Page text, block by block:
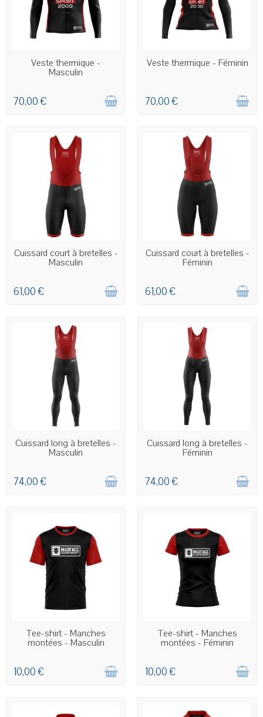
COMMANDE PERSONNALISÉE
Veste thermique -
Masculin
70,00 €
COMMANDE PERSONNALISÉE
Veste thermique - Féminin
70,00 €
COMMANDE PERSONNALISÉE
Cuissard court à bretelles -
Masculin
61,00 €
COMMANDE PERSONNALISÉE
Cuissard court à bretelles -
Féminin
61,00 €
COMMANDE PERSONNALISÉE
Cuissard long à bretelles -
Masculin
74,00 €
COMMANDE PERSONNALISÉE
Cuissard long à bretelles -
Féminin
74,00 €
COMMANDE PERSONNALISÉE
Tee-shirt - Manches
montées - Masculin
10,00 €
COMMANDE PERSONNALISÉE
Tee-shirt - Manches
montées - Féminin
10,00 €